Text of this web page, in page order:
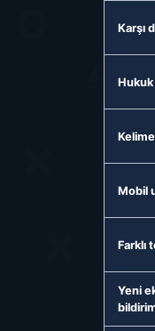
Karşı
Hukuk
Mobil
Farklı
Yeni